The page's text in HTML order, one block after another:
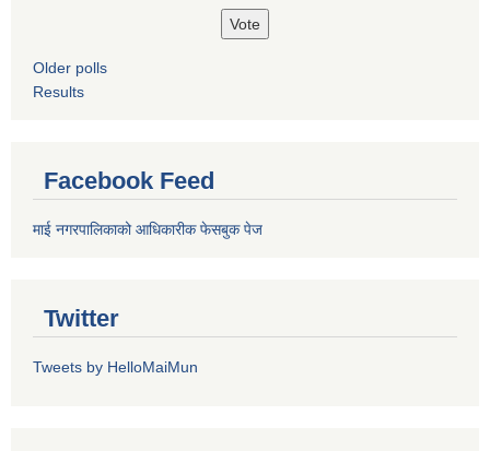
Older polls
Results
Facebook Feed
माई नगरपालिकाको आधिकारीक फेसबुक पेज
Twitter
Tweets by HelloMaiMun